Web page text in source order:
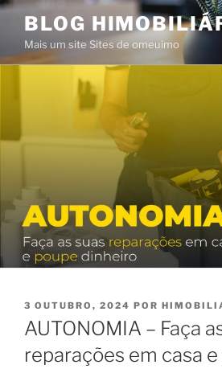
Saltar
conteúdo
BLOG
Mais um site Sites de omeuimo
PUBLICADO
EM
3 OUTUBRO, 2024 POR
AUTONOMIA – Faça
reparações em casa